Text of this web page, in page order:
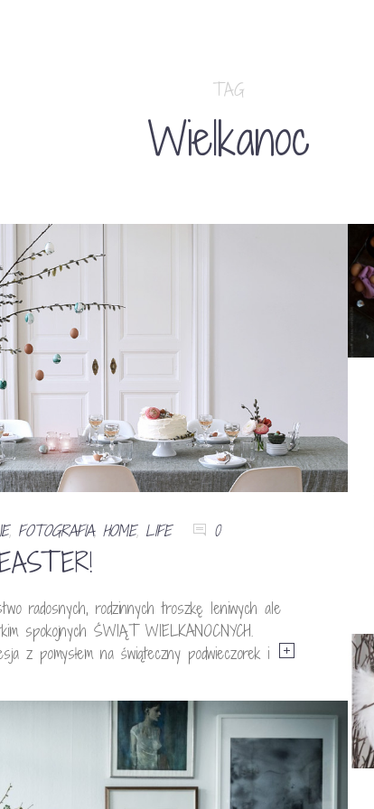
TAG
Wielkanoc
, FOTOGRAFIA, HOME, LIFE 0
radosnych, rodzinnych troszkę leniwych ale
spokojnych ŚWIĄT WIELKANOCNYCH.
z pomysłem na świąteczny podwieczorek i